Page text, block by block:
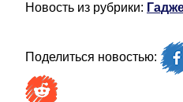
Новость из рубрики:
Поделиться новостью: